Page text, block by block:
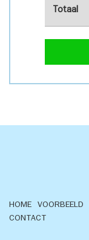
Totaal
HOME VOORBEELD
CONTACT